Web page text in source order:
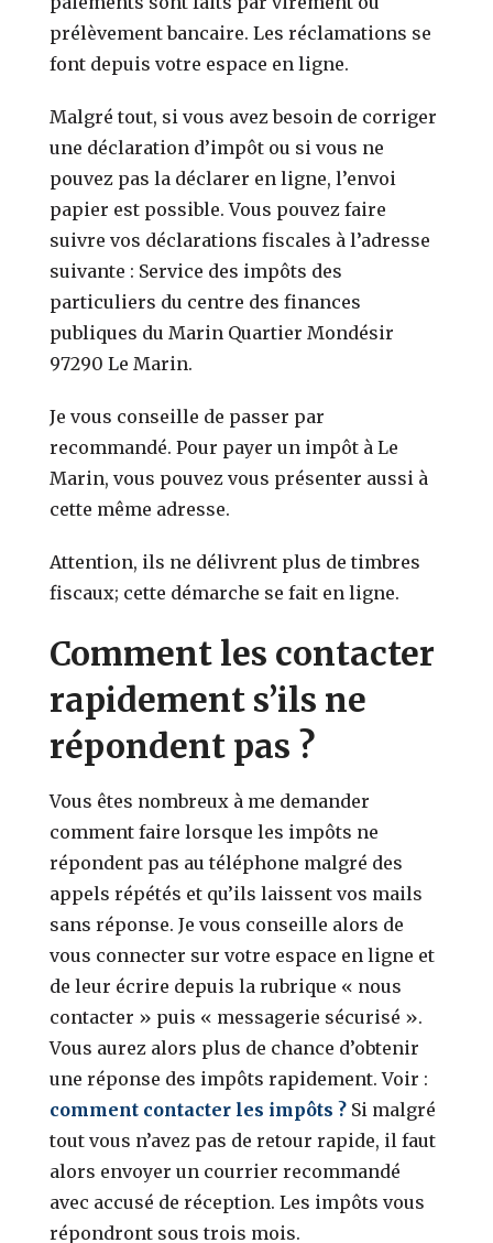
prélèvement bancaire. Les réclamations se
font depuis votre espace en ligne.
Malgré tout, si vous avez besoin de corriger
une déclaration d’impôt ou si vous ne
pouvez pas la déclarer en ligne, l’envoi
papier est possible. Vous pouvez faire
suivre vos déclarations fiscales à l’adresse
suivante : Service des impôts des
particuliers du centre des finances
publiques du Marin Quartier Mondésir
97290 Le Marin.
Je vous conseille de passer par
recommandé. Pour payer un impôt à Le
Marin, vous pouvez vous présenter aussi à
cette même adresse.
Attention, ils ne délivrent plus de timbres
fiscaux; cette démarche se fait en ligne.
Comment les contacter
rapidement s’ils ne
répondent pas ?
Vous êtes nombreux à me demander
comment faire lorsque les impôts ne
répondent pas au téléphone malgré des
appels répétés et qu’ils laissent vos mails
sans réponse. Je vous conseille alors de
vous connecter sur votre espace en ligne et
de leur écrire depuis la rubrique « nous
contacter » puis « messagerie sécurisé ».
Vous aurez alors plus de chance d’obtenir
une réponse des impôts rapidement. Voir :
comment contacter les impôts ? Si malgré
tout vous n’avez pas de retour rapide, il faut
alors envoyer un courrier recommandé
avec accusé de réception. Les impôts vous
répondront sous trois mois.